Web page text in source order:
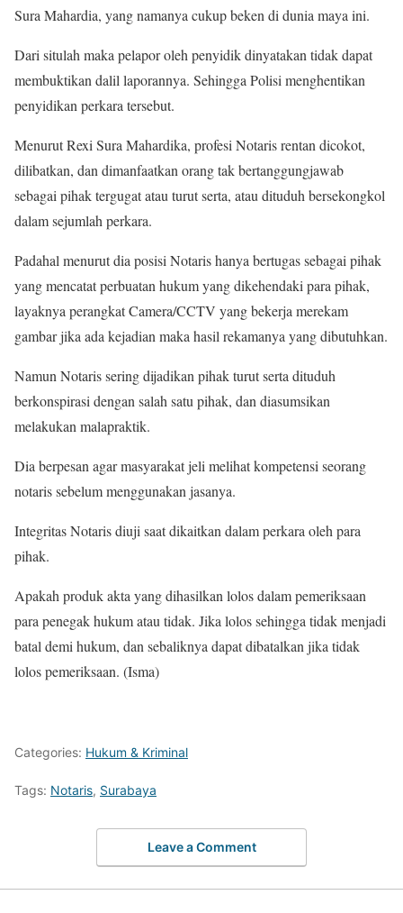
Sura Mahardia, yang namanya cukup beken di dunia maya ini.
Dari situlah maka pelapor oleh penyidik dinyatakan tidak dapat
membuktikan dalil laporannya. Sehingga Polisi menghentikan
penyidikan perkara tersebut.
Menurut Rexi Sura Mahardika, profesi Notaris rentan dicokot,
dilibatkan, dan dimanfaatkan orang tak bertanggungjawab
sebagai pihak tergugat atau turut serta, atau dituduh bersekongkol
dalam sejumlah perkara.
Padahal menurut dia posisi Notaris hanya bertugas sebagai pihak
yang mencatat perbuatan hukum yang dikehendaki para pihak,
layaknya perangkat Camera/CCTV yang bekerja merekam
gambar jika ada kejadian maka hasil rekamanya yang dibutuhkan.
Namun Notaris sering dijadikan pihak turut serta dituduh
berkonspirasi dengan salah satu pihak, dan diasumsikan
melakukan malapraktik.
Dia berpesan agar masyarakat jeli melihat kompetensi seorang
notaris sebelum menggunakan jasanya.
Integritas Notaris diuji saat dikaitkan dalam perkara oleh para
pihak.
Apakah produk akta yang dihasilkan lolos dalam pemeriksaan
para penegak hukum atau tidak. Jika lolos sehingga tidak menjadi
batal demi hukum, dan sebaliknya dapat dibatalkan jika tidak
lolos pemeriksaan. (Isma)
Categories: Hukum & Kriminal
Tags: Notaris, Surabaya
Leave a Comment